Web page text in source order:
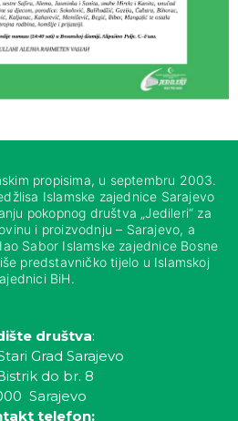
propisima, u septembru 2003.
Islamske zajednice Sarajevo
pokopnog društva „Jedileri“ za
i proizvodnju – Sarajevo, a
Sabor Islamske zajednice Bosne
predstavničko tijelo u Islamskoj
BiH.
društva:
Grad Sarajevo
do br. 8
Sarajevo
telefon: